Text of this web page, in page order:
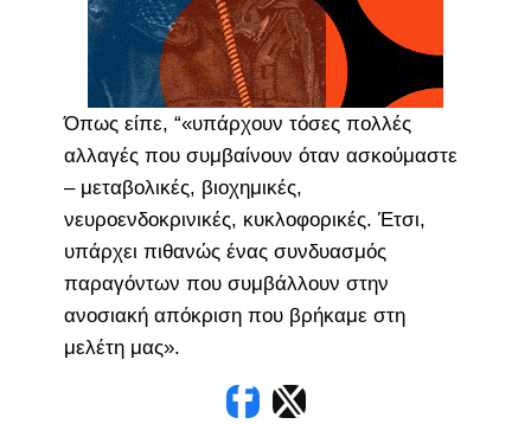
Όπως είπε, “«υπάρχουν τόσες πολλές
αλλαγές που συμβαίνουν όταν ασκούμαστε
– μεταβολικές, βιοχημικές,
νευροενδοκρινικές, κυκλοφορικές. Έτσι,
υπάρχει πιθανώς ένας συνδυασμός
παραγόντων που συμβάλλουν στην
ανοσιακή απόκριση που βρήκαμε στη
μελέτη μας».